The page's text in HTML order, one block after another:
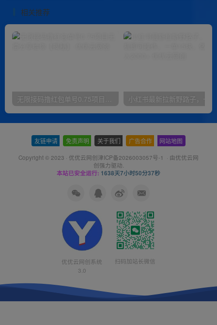
相关推荐
无限接码撸红包单号0.75项目无偿分享给你【揭秘】
友链申请 免责声明 关于我们 广告合作 网站地图
Copyright © 2023 · 优优云网创津ICP备2026003057号-1 · 由优优云网
创强力驱动.
本站已安全运行: 1638天7小时50分38秒
优优云网创系统
3.0
扫码加站长微信